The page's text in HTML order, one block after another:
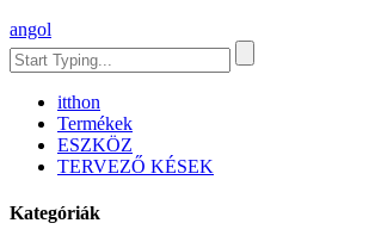
angol
itthon
Termékek
ESZKÖZ
TERVEZŐ KÉSEK
Kategóriák